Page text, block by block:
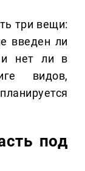
три вещи:
введен ли
и нет ли в
видов,
под